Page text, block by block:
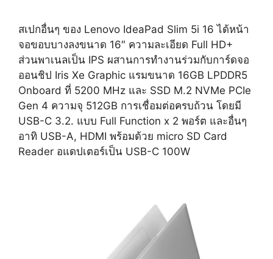
สเปกอื่นๆ ของ Lenovo IdeaPad Slim 5i 16 ได้หน้า
จอขอบบางลงขนาด 16″ ความละเอียด Full HD+
ส่วนพาเนลเป็น IPS ผสานการทำงานร่วมกับการ์ดจอ
ออนชิป Iris Xe Graphic แรมขนาด 16GB LPDDR5
Onboard ที่ 5200 MHz และ SSD M.2 NVMe PCIe
Gen 4 ความจุ 512GB การเชื่อมต่อครบถ้วน โดยมี
USB-C 3.2. แบบ Full Function x 2 พอร์ต และอื่นๆ
อาทิ USB-A, HDMI พร้อมด้วย micro SD Card
Reader อแดปเตอร์เป็น USB-C 100W